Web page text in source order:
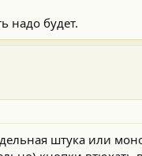
надо будет.
штука или